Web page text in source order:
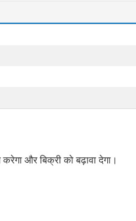
और बिक्री को बढ़ावा देगा।